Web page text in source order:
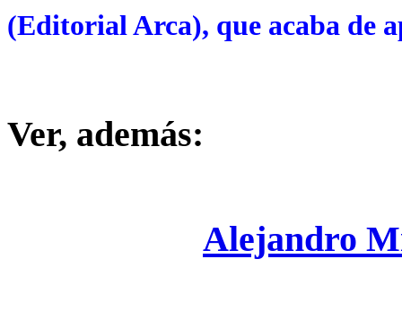
(Editorial Arca), que acaba de
Ver, además:
Alejandro